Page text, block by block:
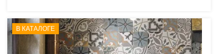
В КАТАЛОГЕ